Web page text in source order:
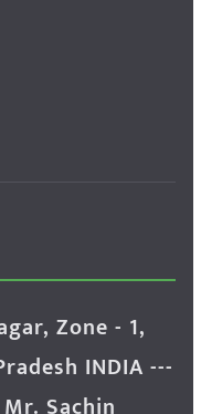
Zone - 1,
INDIA ---